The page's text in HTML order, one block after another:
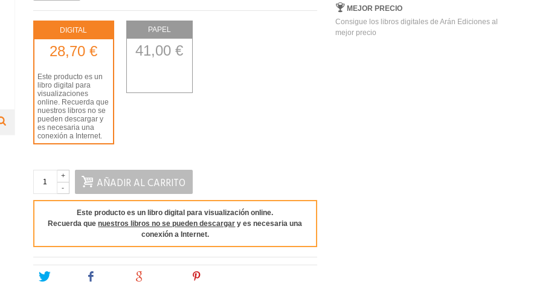
DIGITAL
28,70 €
Este producto es un
libro digital para
visualizaciones
online. Recuerda que
nuestros libros no se
pueden descargar y
es necesaria una
conexión a Internet.
PAPEL
41,00 €
-
+ AÑADIR AL CARRITO
Este producto es un libro digital para visualización online.
Recuerda quenuestros libros no se pueden descargar y es necesaria una
conexión a Internet.
Tweet
MEJOR PRECIO
Consigue los libros digitales de Arán Ediciones al
mejor precio